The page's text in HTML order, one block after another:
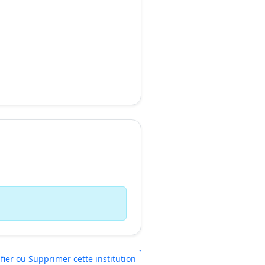
ou Supprimer cette institution